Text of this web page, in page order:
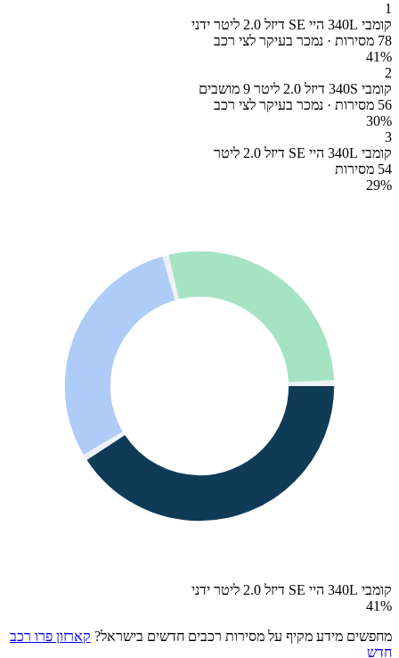
1
קומבי 340L היי SE דיזל 2.0 ליטר ידני
78 מסירות · נמכר בעיקר לצי רכב
41%
2
קומבי 340S דיזל 2.0 ליטר 9 מושבים
56 מסירות · נמכר בעיקר לצי רכב
30%
3
קומבי 340L היי SE דיזל 2.0 ליטר
54 מסירות
29%
קומבי 340L היי SE דיזל 2.0 ליטר ידני
41%
מחפשים מידע מקיף על מסירות רכבים חדשים בישראל? קארזון פרו רכב
חדש